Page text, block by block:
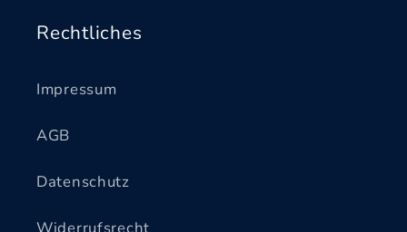
Rechtliches
Impressum
AGB
Datenschutz
Widerrufsrecht